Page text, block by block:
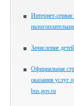
Интернет-
Зачисление
Официальная
оказания услуг
bus.gov.ru